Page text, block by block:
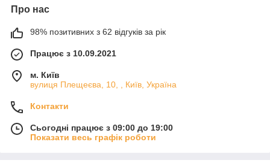
Про нас
98% позитивних з 62 відгуків за рік
Працює з 10.09.2021
м. Київ
вулиця Плещеєва, 10, , Київ, Україна
Контакти
Сьогодні працює з 09:00 до 19:00
Показати весь графік роботи